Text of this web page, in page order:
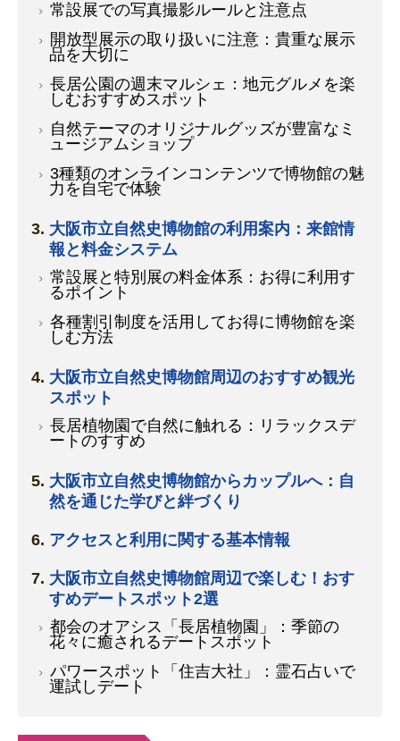
常設展での写真撮影ルールと注意点
開放型展示の取り扱いに注意：貴重な展示
品を大切に
長居公園の週末マルシェ：地元グルメを楽
しむおすすめスポット
自然テーマのオリジナルグッズが豊富なミ
ュージアムショップ
3種類のオンラインコンテンツで博物館の魅
力を自宅で体験
大阪市立自然史博物館の利用案内：来館情
報と料金システム
常設展と特別展の料金体系：お得に利用す
るポイント
各種割引制度を活用してお得に博物館を楽
しむ方法
大阪市立自然史博物館周辺のおすすめ観光
スポット
長居植物園で自然に触れる：リラックスデ
ートのすすめ
大阪市立自然史博物館からカップルへ：自
然を通じた学びと絆づくり
アクセスと利用に関する基本情報
大阪市立自然史博物館周辺で楽しむ！おす
すめデートスポット2選
都会のオアシス「長居植物園」：季節の
花々に癒されるデートスポット
パワースポット「住吉大社」：霊石占いで
運試しデート